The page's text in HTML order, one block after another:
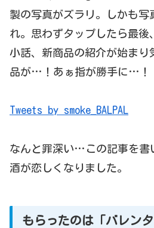
製の写真がズラリ。しかも写
れ。思わずタップしたら最後
小話、新商品の紹介が始まり
品が…！あぁ指が勝手に…！
Tweets by smoke_BALPAL
なんと罪深い…この記事を書
酒が恋しくなりました。
もらったのは「バレン